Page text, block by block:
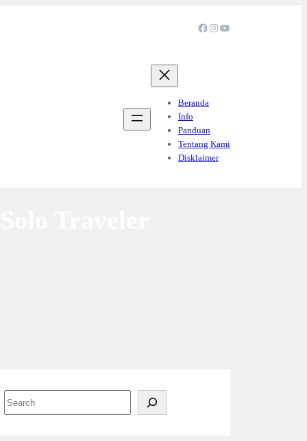
Facebook Instagram YouTube
Beranda
Info
Panduan
Tentang Kami
Disklaimer